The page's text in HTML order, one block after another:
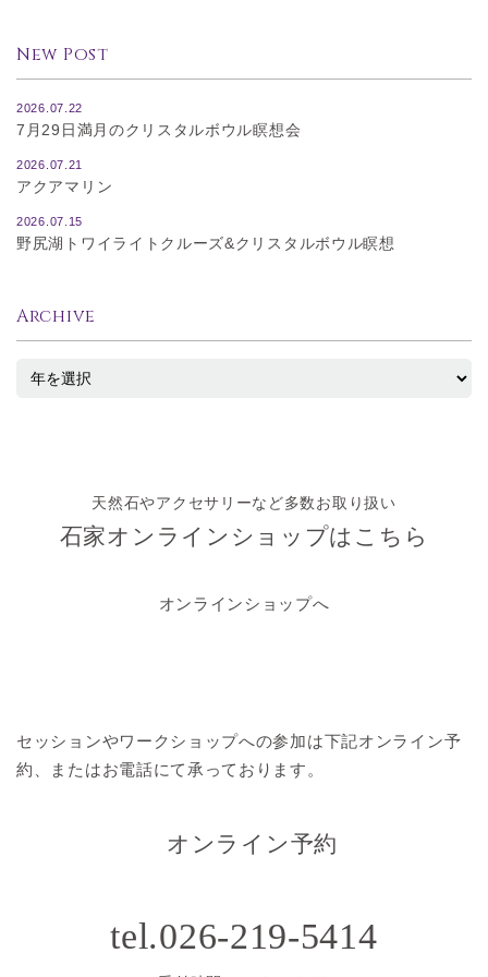
New Post
2026.07.22
7月29日満月のクリスタルボウル瞑想会
2026.07.21
アクアマリン
2026.07.15
野尻湖トワイライトクルーズ&クリスタルボウル瞑想
Archive
天然石やアクセサリーなど多数お取り扱い
石家オンラインショップはこちら
オンラインショップへ
セッションやワークショップへの参加は下記オンライン予
約、またはお電話にて承っております。
オンライン予約
tel.026-219-5414